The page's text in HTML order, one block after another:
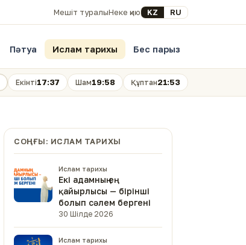
Мешіт туралыНеке қиюSelect your language
KZ RU
Пәтуа Ислам тарихы Бес парыз
Екінті17:37 Шам19:58 Құптан21:53
СОҢҒЫ: ИСЛАМ ТАРИХЫ
Ислам тарихы
Екі адамның ең
қайырлысы — бірінші
болып сәлем бергені
30 Шілде 2026
Ислам тарихы